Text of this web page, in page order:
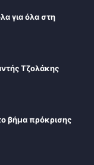
για όλα στη
Τζολάκης
βήμα πρόκρισης